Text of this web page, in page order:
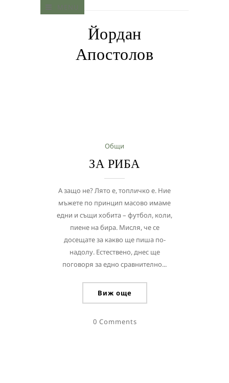
Йордан
Апостолов
Общи
ЗА РИБА
А защо не? Лято е, топличко е. Ние
мъжете по принцип масово имаме
едни и същи хобита – футбол, коли,
пиене на бира. Мисля, че се
досещате за какво ще пиша по-
надолу. Естествено, днес ще
поговоря за едно сравнително...
Виж още
0 Comments